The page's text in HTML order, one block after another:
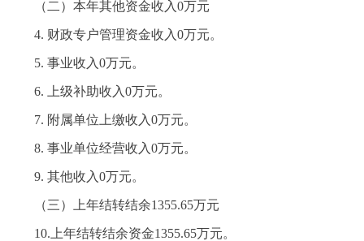
（二）本年其他资金收入0万元
4. 财政专户管理资金收入0万元。
5. 事业收入0万元。
6. 上级补助收入0万元。
7. 附属单位上缴收入0万元。
8. 事业单位经营收入0万元。
9. 其他收入0万元。
（三）上年结转结余1355.65万元
10.上年结转结余资金1355.65万元。